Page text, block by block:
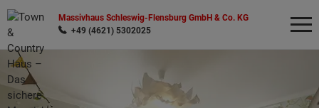
Massivhaus Schleswig-Flensburg GmbH & Co. KG
+49 (4621) 5302025
Wonach möchten Sie suchen?